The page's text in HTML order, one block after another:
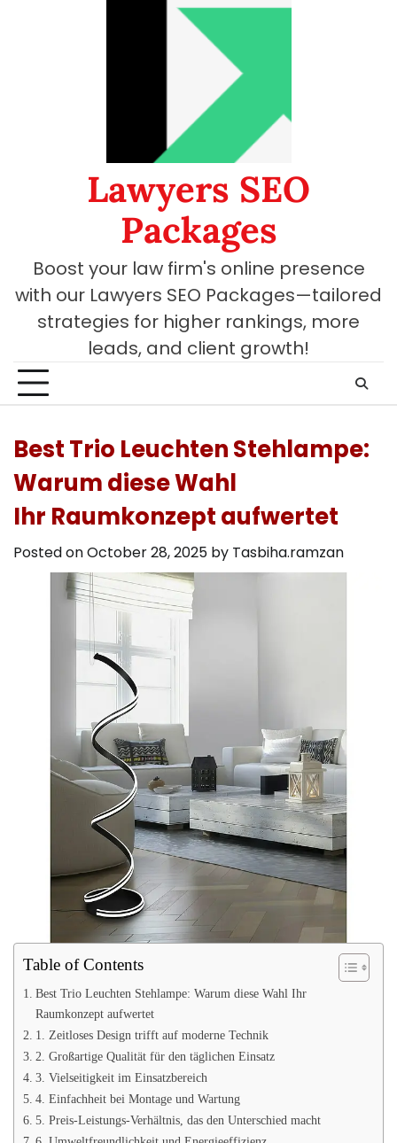
Lawyers SEO
Packages
Boost your law firm's online presence
with our Lawyers SEO Packages—tailored
strategies for higher rankings, more
leads, and client growth!
Best Trio Leuchten Stehlampe:
Warum diese Wahl
Ihr Raumkonzept aufwertet
Posted onOctober 28, 2025 by Tasbiha.ramzan
Table of Contents
Best Trio Leuchten Stehlampe: Warum diese Wahl Ihr
Raumkonzept aufwertet
1. Zeitloses Design trifft auf moderne Technik
2. Großartige Qualität für den täglichen Einsatz
3. Vielseitigkeit im Einsatzbereich
4. Einfachheit bei Montage und Wartung
5. Preis-Leistungs-Verhältnis, das den Unterschied macht